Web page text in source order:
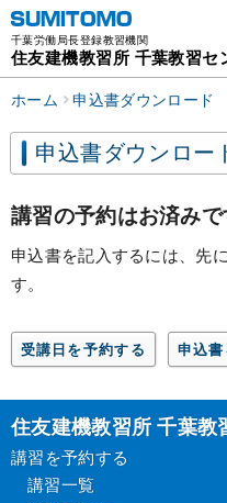
千葉労働局長登録教習機関
住友建機教習所 千葉教習セ
ホーム 申込書ダウンロード
申込書ダウンロー
講習の予約はお済みで
申込書を記入するには、先
す。
受講日を予約する 申込
住友建機教習所 千葉教
講習を予約する
講習一覧